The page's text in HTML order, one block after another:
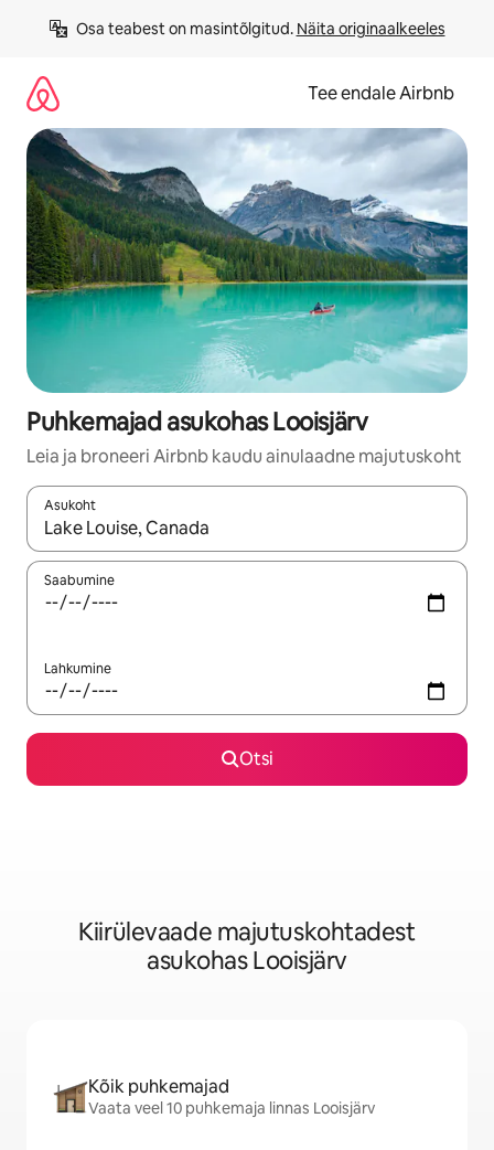
Osa teabest on masintõlgitud. Näita originaalkeeles
Tee endale Airbnb
Puhkemajad asukohas Looisjärv
Leia ja broneeri Airbnb kaudu ainulaadne majutuskoht
Asukoht
Kui tulemused on kuvatud, liigu ekraanil nooleklahvidega või
Saabumine
Lahkumine
Otsi
Kiirülevaade majutuskohtadest
asukohas Looisjärv
Kõik puhkemajad
Vaata veel 10 puhkemaja linnas Looisjärv